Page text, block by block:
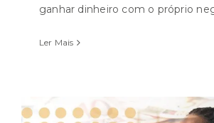
ganhar dinheiro com o próprio
Ler Mais